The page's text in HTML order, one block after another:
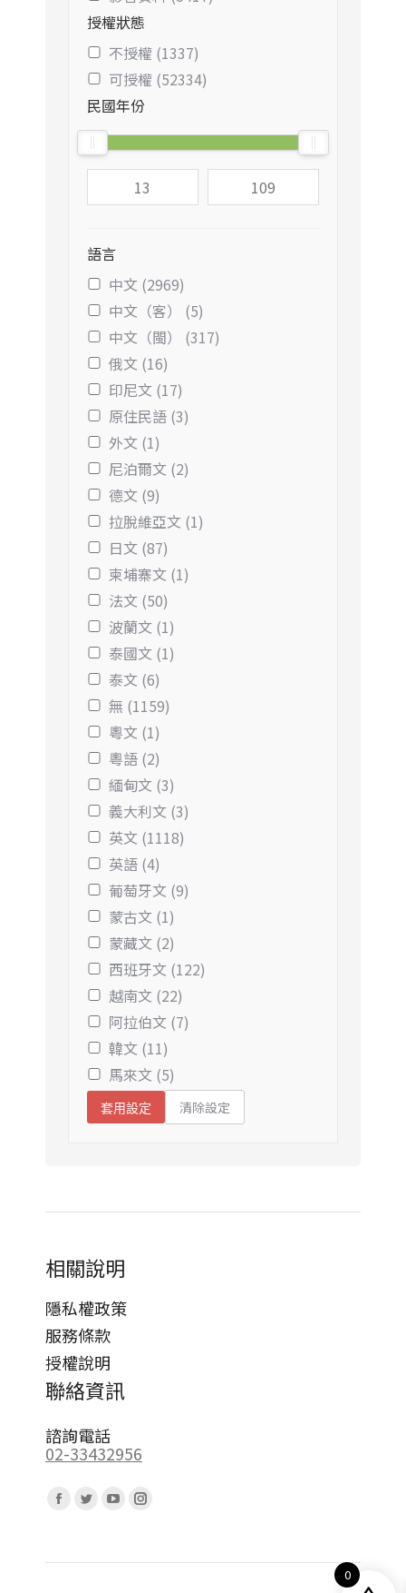
授權狀態
不授權 (1337)
可授權 (52334)
民國年份
語言
中文 (2969)
中文（客） (5)
中文（閩） (317)
俄文 (16)
印尼文 (17)
原住民語 (3)
外文 (1)
尼泊爾文 (2)
德文 (9)
拉脫維亞文 (1)
日文 (87)
柬埔寨文 (1)
法文 (50)
波蘭文 (1)
泰國文 (1)
泰文 (6)
無 (1159)
粵文 (1)
粵語 (2)
緬甸文 (3)
義大利文 (3)
英文 (1118)
英語 (4)
葡萄牙文 (9)
蒙古文 (1)
蒙藏文 (2)
西班牙文 (122)
越南文 (22)
阿拉伯文 (7)
韓文 (11)
馬來文 (5)
套用設定 清除設定
相關說明
隱私權政策
服務條款
授權說明
聯絡資訊
諮詢電話
02-33432956
Facebook
TwitterYouTubeInstagram
0